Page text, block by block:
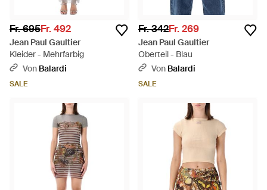
Fr. 695Fr. 492
Jean Paul Gaultier
Kleider - Mehrfarbig
Von Balardi
SALE
Fr. 342Fr. 269
Jean Paul Gaultier
Oberteil - Blau
Von Balardi
SALE